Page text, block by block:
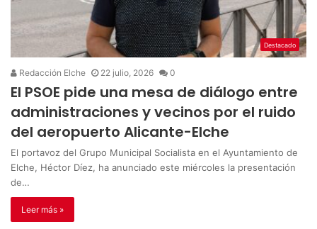
Destacado
Redacción Elche 22 julio, 2026 0
El PSOE pide una mesa de diálogo entre
administraciones y vecinos por el ruido
del aeropuerto Alicante-Elche
El portavoz del Grupo Municipal Socialista en el Ayuntamiento de
Elche, Héctor Díez, ha anunciado este miércoles la presentación
de…
Leer más »